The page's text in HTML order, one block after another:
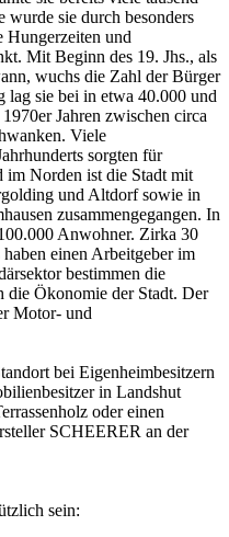
wurde sie durch besonders
Hungerzeiten und
Mit Beginn des 19. Jhs., als
wuchs die Zahl der Bürger
sie bei in etwa 40.000 und
Jahren zwischen circa
Viele
sorgten für
im Norden ist die Stadt mit
und Altdorf sowie in
zusammengegangen. In
Anwohner. Zirka 30
einen Arbeitgeber im
bestimmen die
die Ökonomie der Stadt. Der
Motor- und
bei Eigenheimbesitzern
in Landshut
oder einen
SCHEERER an der
sein: